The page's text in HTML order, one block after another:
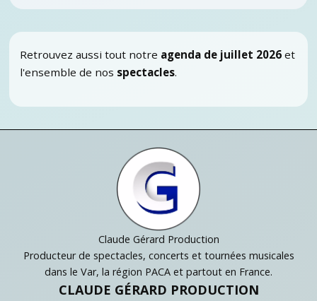
Retrouvez aussi tout notre agenda de juillet 2026et
l'ensemble de nos spectacles.
Claude Gérard Production
Producteur de spectacles, concerts et tournées musicales
dans le Var, la région PACA et partout en France.
CLAUDE GÉRARD PRODUCTION